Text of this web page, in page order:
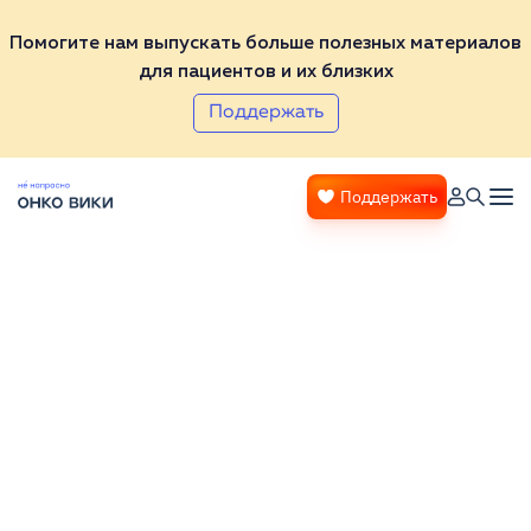
Помогите нам выпускать больше полезных материалов
для пациентов и их близких
Поддержать
Поддержать